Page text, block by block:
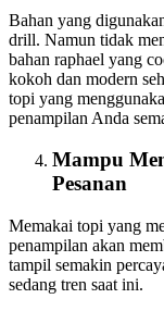
Bahan yang
drill. Namun tidak
bahan raphael yang
kokoh dan modern
topi yang
penampilan Anda
Mampu
Pesanan
Memakai topi yang
penampilan akan
tampil semakin
sedang tren saat ini.